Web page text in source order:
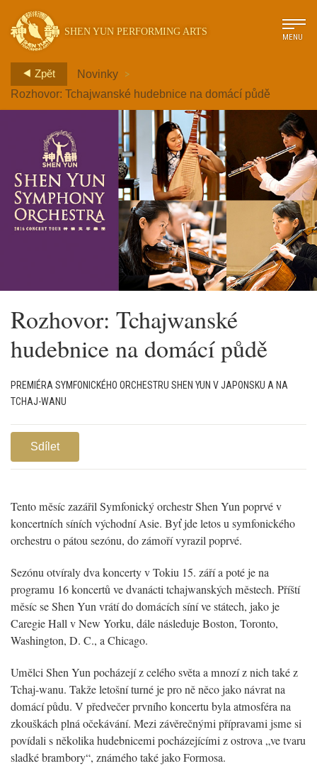
SHEN YUN PERFORMING ARTS
MENU
Zpět Novinky >
Rozhovor: Tchajwanské hudebnice na domácí půdě
Rozhovor: Tchajwanské
hudebnice na domácí půdě
PREMIÉRA SYMFONICKÉHO ORCHESTRU SHEN YUN V JAPONSKU A NA
TCHAJ-WANU
Sdílet
Tento měsíc zazářil Symfonický orchestr Shen Yun poprvé v
koncertních síních východní Asie. Byť jde letos u symfonického
orchestru o pátou sezónu, do zámoří vyrazil poprvé.
Sezónu otvíraly dva koncerty v Tokiu 15. září a poté je na
programu 16 koncertů ve dvanácti tchajwanských městech. Příští
měsíc se Shen Yun vrátí do domácích síní ve státech, jako je
Caregie Hall v New Yorku, dále následuje Boston, Toronto,
Washington, D. C., a Chicago.
Umělci Shen Yun pocházejí z celého světa a mnozí z nich také z
Tchaj-wanu. Takže letošní turné je pro ně něco jako návrat na
domácí půdu. V předvečer prvního koncertu byla atmosféra na
zkouškách plná očekávání. Mezi závěrečnými přípravami jsme si
povídali s několika hudebnicemi pocházejícími z ostrova „ve tvaru
sladké brambory“, známého také jako Formosa.